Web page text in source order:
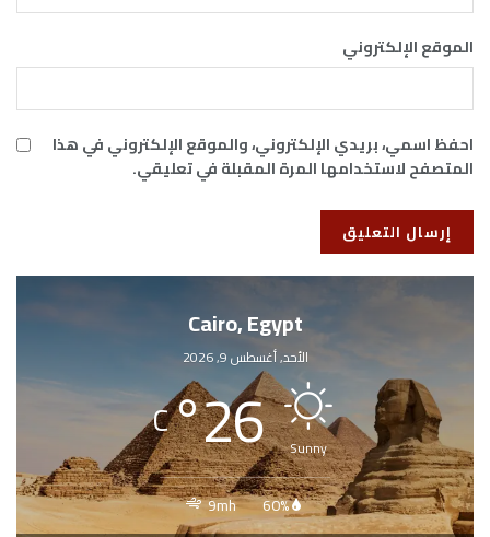
الموقع الإلكتروني
احفظ اسمي، بريدي الإلكتروني، والموقع الإلكتروني في هذا
المتصفح لاستخدامها المرة المقبلة في تعليقي.
Cairo, Egypt
الأحد, أغسطس 9, 2026
Sunny
26
°
C
60%
9mh